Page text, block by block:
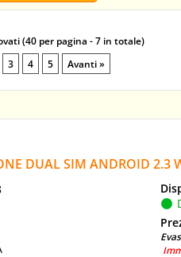
(40 per pagina - 7 in totale)
3 4 5 Avanti »
DUAL SIM ANDROID 2.3